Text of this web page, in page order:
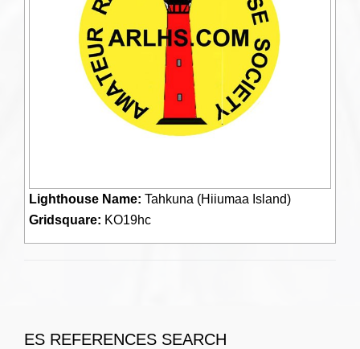
Lighthouse Name: Tahkuna (Hiiumaa Island)
Gridsquare: KO19hc
ES REFERENCES SEARCH